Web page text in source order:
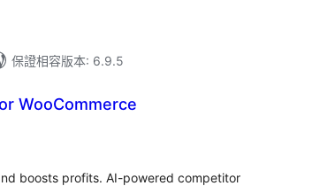
保證相容版本: 6.9.5
WooCommerce
boosts profits. AI-powered competitor